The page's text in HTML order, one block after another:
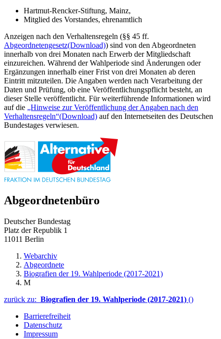
Hartmut-Rencker-Stiftung, Mainz,
Mitglied des Vorstandes, ehrenamtlich
Anzeigen nach den Verhaltensregeln (§§ 45 ff.
Abgeordnetengesetz(Download)) sind von den Abgeordneten
innerhalb von drei Monaten nach Erwerb der Mitgliedschaft
einzureichen. Während der Wahlperiode sind Änderungen oder
Ergänzungen innerhalb einer Frist von drei Monaten ab deren
Eintritt mitzuteilen. Die Angaben werden nach Verarbeitung der
Daten und Prüfung, ob eine Veröffentlichungspflicht besteht, an
dieser Stelle veröffentlicht. Für weiterführende Informationen wird
auf die „Hinweise zur Veröffentlichung der Angaben nach den
Verhaltensregeln“(Download) auf den Internetseiten des Deutschen
Bundestages verwiesen.
Abgeordnetenbüro
Deutscher Bundestag
Platz der Republik 1
11011 Berlin
Webarchiv
Abgeordnete
Biografien der 19. Wahlperiode (2017-2021)
M
zurück zu: Biografien der 19. Wahlperiode (2017-2021) ()
Barrierefreiheit
Datenschutz
Impressum